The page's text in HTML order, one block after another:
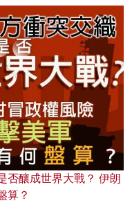
否釀成世界大戰？ 伊朗
算？